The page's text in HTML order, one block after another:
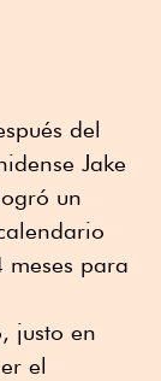
del
Jake
un
meses para
justo en
el